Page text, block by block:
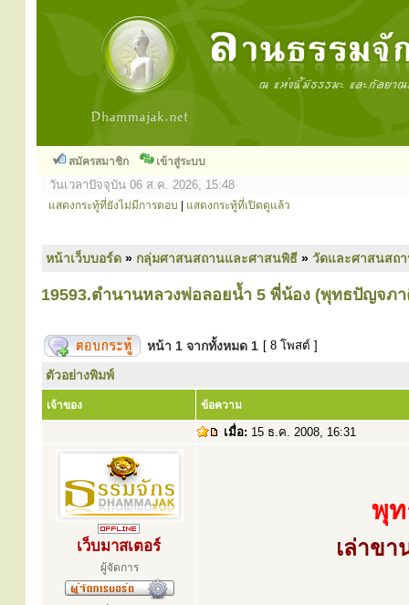
สมัครสมาชิก เข้าสู่ระบบ
วันเวลาปัจจุบัน 06 ส.ค. 2026, 15:48
แสดงกระทู้ที่ยังไม่มีการตอบ แสดงกระทู้ที่เปิดดูแล้ว
หน้าเว็บบอร์ด » กลุ่มศาสนสถานและศาสนพิธี » วัดและศาสนสถ
19593.ตำนานหลวงพ่อลอยน้ำ 5 พี่น้อง (พุทธปัญจภ
หน้า 1 จากทั้งหมด 1 [ 8 โพสต์ ]
ตัวอย่างพิมพ์
เจ้าของ ข้อความ
เมื่อ: 15 ธ.ค. 2008, 16:31
เว็บมาสเตอร์
ผู้จัดการ
พุ
เล่าข